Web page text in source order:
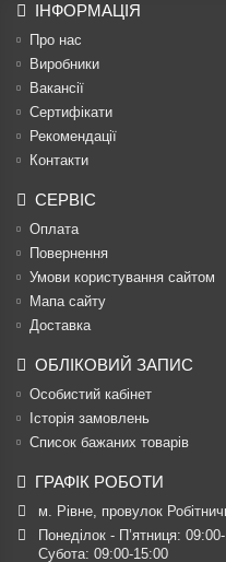
ІНФОРМАЦІЯ
Про нас
Виробники
Вакансії
Сертифікати
Рекомендації
Контакти
СЕРВІС
Оплата
Повернення
Умови користування сайтом
Мапа сайту
Доставка
ОБЛІКОВИЙ ЗАПИС
Особистий кабінет
Історія замовлень
Список бажаних товарів
ГРАФІК РОБОТИ
м. Рівне, провулок
Понеділок - П’ятниця:
Субота: 09:00-15:00